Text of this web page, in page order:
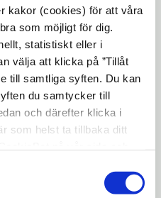
kakor (cookies) för att våra
som möjligt för dig.
statistiskt eller i
välja att klicka på ”Tillåt
till samtliga syften. Du kan
du samtycker till
och därefter klicka i
som helst ta tillbaka ditt
hur kakorna används och
för
för missbruk Öppna
nytt
fönster
för
stationÖppna
i
nytt
fönster